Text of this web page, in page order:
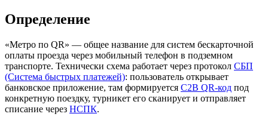
Определение
«Метро по QR» — общее название для систем бескарточной
оплаты проезда через мобильный телефон в подземном
транспорте. Технически схема работает через протокол СБП
(Система быстрых платежей): пользователь открывает
банковское приложение, там формируется C2B QR-код под
конкретную поездку, турникет его сканирует и отправляет
списание через НСПК.